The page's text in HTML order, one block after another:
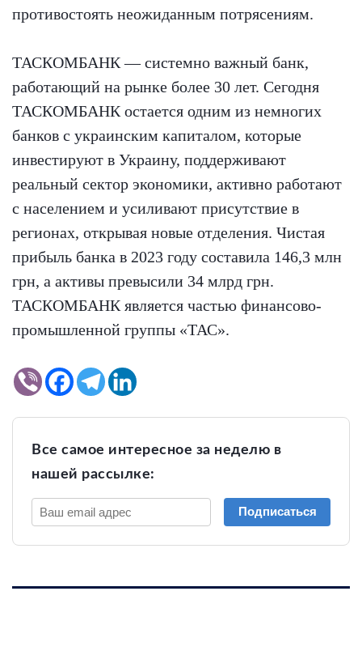
противостоять неожиданным потрясениям.
ТАСКОМБАНК — системно важный банк,
работающий на рынке более 30 лет. Сегодня
ТАСКОМБАНК остается одним из немногих
банков с украинским капиталом, которые
инвестируют в Украину, поддерживают
реальный сектор экономики, активно работают
с населением и усиливают присутствие в
регионах, открывая новые отделения. Чистая
прибыль банка в 2023 году составила 146,3 млн
грн, а активы превысили 34 млрд грн.
ТАСКОМБАНК является частью финансово-
промышленной группы «ТАС».
Все самое интересное за неделю в
нашей рассылке:
Подписаться